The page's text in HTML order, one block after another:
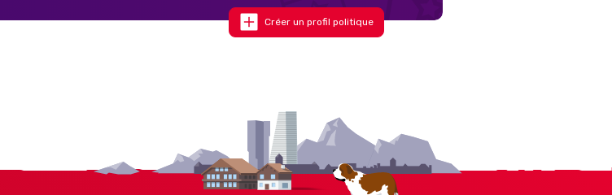
Créer un profil politique